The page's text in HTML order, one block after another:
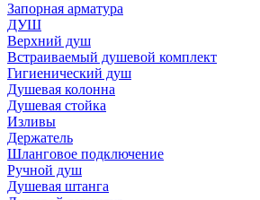
Запорная арматура
ДУШ
Верхний душ
Встраиваемый душевой комплект
Гигиенический душ
Душевая колонна
Душевая стойка
Изливы
Держатель
Шланговое подключение
Ручной душ
Душевая штанга